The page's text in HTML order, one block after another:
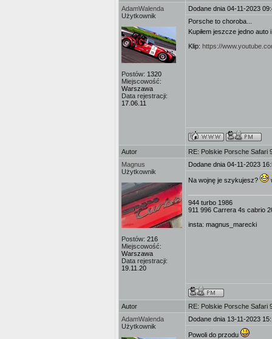
AdamWalenda
Użytkownik
Postów: 1320
Miejscowość:
Warszawa
Data rejestracji:
17.06.11
Dodane dnia 04-11-2023
Porsche to choroba...
Kupiłem jeszcze jedno
Klip: https://
Autor
RE: Polskie Porsche Safari
Magnus
Użytkownik
Postów: 216
Miejscowość:
Warszawa
Data rejestracji:
19.11.20
Dodane dnia 04-11-2023
Na wojnę je szykujesz?
944 turbo 1986
911 996 Carrera 4s cabrio
insta: magnus_marecki
Autor
RE: Polskie Porsche Safari
AdamWalenda
Użytkownik
Dodane dnia 13-11-2023
Powoli do przodu